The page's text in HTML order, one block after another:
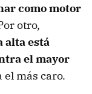
como motor
otro,
alta está
el mayor
el más caro.